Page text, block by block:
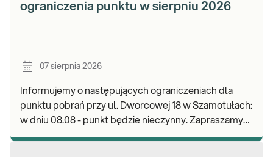
ograniczenia punktu w sierpniu 2026
07 sierpnia 2026
Informujemy o następujących ograniczeniach dla
punktu pobrań przy ul. Dworcowej 18 w Szamotułach:
w dniu 08.08 - punkt będzie nieczynny. Zapraszamy